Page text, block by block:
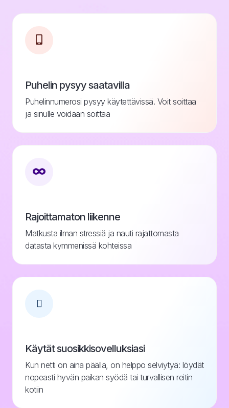
Puhelin pysyy saatavilla
Puhelinnumerosi pysyy käytettävissä. Voit soittaa
ja sinulle voidaan soittaa
Rajoittamaton liikenne
Matkusta ilman stressiä ja nauti rajattomasta
datasta kymmenissä kohteissa
Käytät suosikkisovelluksiasi
Kun netti on aina päällä, on helppo selviytyä: löydät
nopeasti hyvän paikan syödä tai turvallisen reitin
kotiin